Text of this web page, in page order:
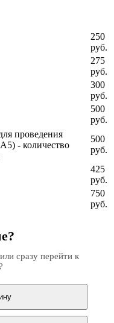
250
руб.
275
руб.
300
руб.
500
руб.
проведения
- количество
500
руб.
425
руб.
750
руб.
сразу перейти к